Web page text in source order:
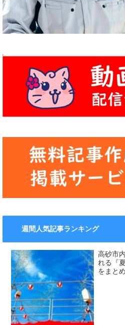
週間人気記事ランキング
高砂市
れる『
をまと